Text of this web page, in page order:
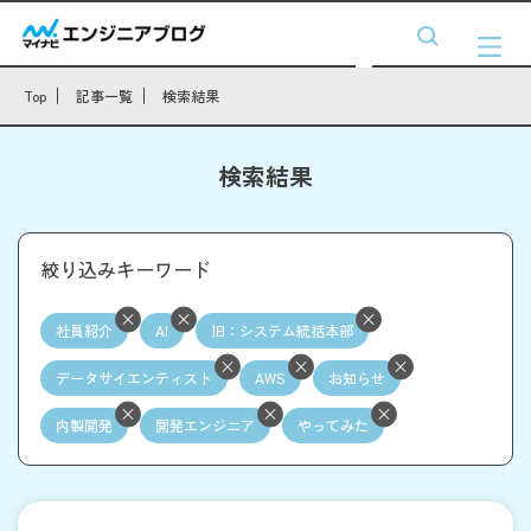
Top 記事一覧 検索結果
検索結果
絞り込みキーワード
社員紹介 AI 旧：システム統括本部
データサイエンティスト AWS お知らせ
内製開発 開発エンジニア やってみた